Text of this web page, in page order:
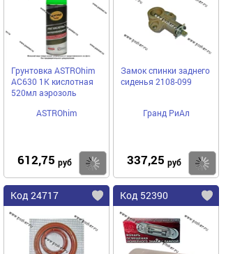
Грунтовка ASTROhim
AC630 1К кислотная
520мл аэрозоль
ASTROhim
612,75 руб Купить
Замок спинки заднего
сиденья 2108-099
Гранд РиАл
337,25 руб
Код 24717 Код 52390